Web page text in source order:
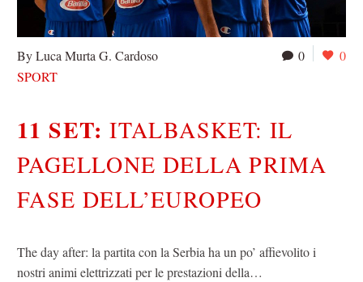
0 0
By Luca Murta G. Cardoso
SPORT
11 SET:ITALBASKET: IL
PAGELLONE DELLA PRIMA
FASE DELL’EUROPEO
The day after: la partita con la Serbia ha un po’ affievolito i
nostri animi elettrizzati per le prestazioni della…